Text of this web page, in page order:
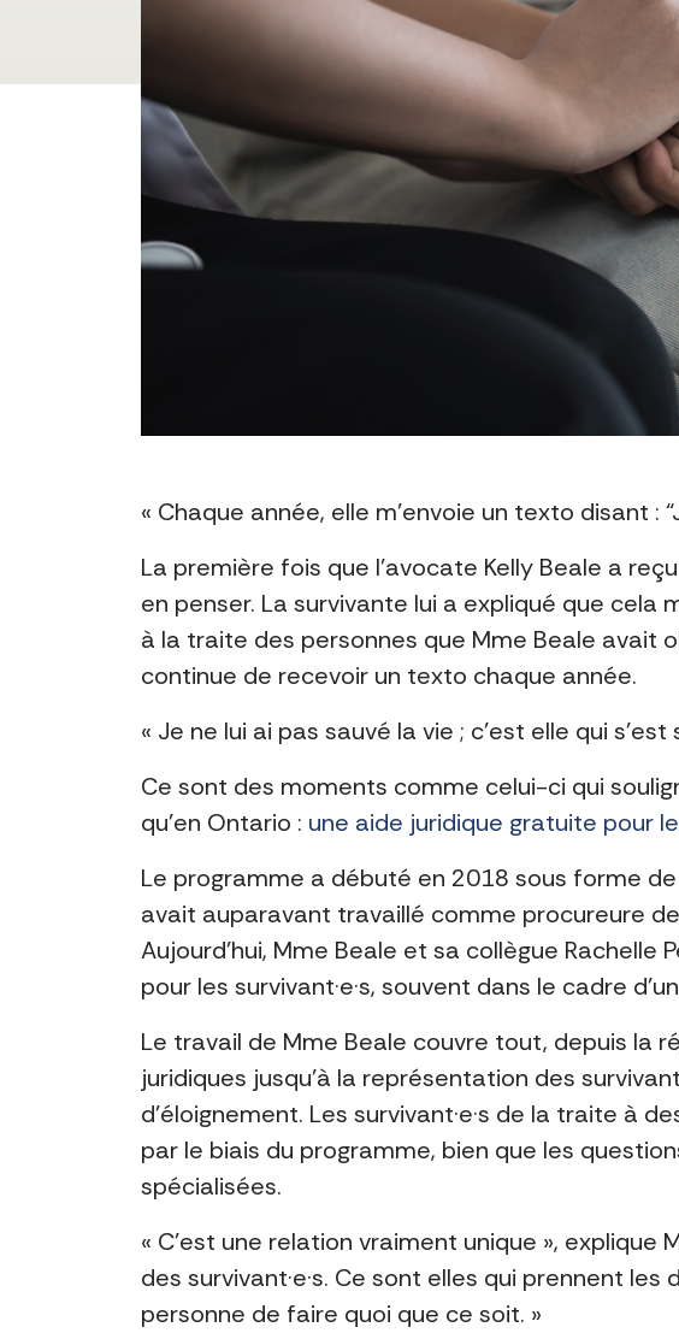
« Chaque année, elle m’envoie un texto disant :
La première fois que l’avocate Kelly Beale a
en penser. La survivante lui a expliqué que cela
à la traite des personnes que Mme Beale
continue de recevoir un texto chaque année.
« Je ne lui ai pas sauvé la vie ; c’est elle qui
Ce sont des moments comme celui-ci qui
qu’en Ontario : une aide juridique gratuite pour
Le programme a débuté en 2018 sous forme
avait auparavant travaillé comme procureure
Aujourd’hui, Mme Beale et sa collègue
pour les survivant·e·s, souvent dans le cadre
Le travail de Mme Beale couvre tout, depuis la
juridiques jusqu’à la représentation des
d’éloignement. Les survivant·e·s de la traite à
par le biais du programme, bien que les
spécialisées.
« C’est une relation vraiment unique »,
des survivant·e·s. Ce sont elles qui prennent
personne de faire quoi que ce soit. »